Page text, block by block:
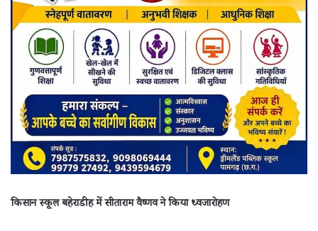
किसान स्कूल बहेराडीह में सीताराम वैष्णव ने किया ध्वजारोहण